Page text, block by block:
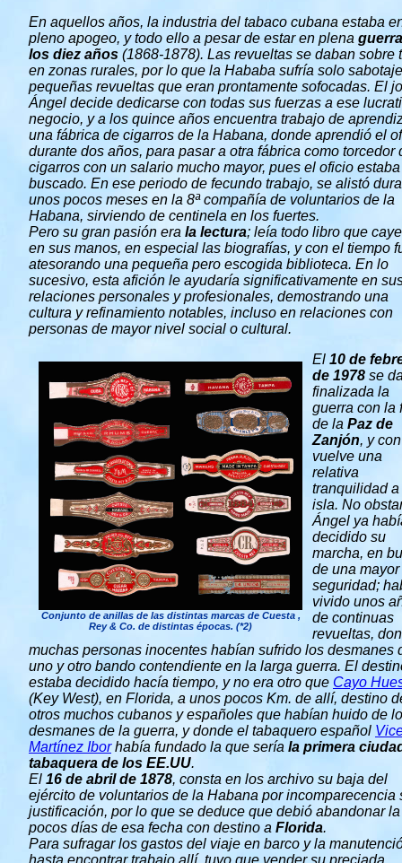
En aquellos años, la industria del tabaco cubana estaba
pleno apogeo, y todo ello a pesar de estar en plena
los diez años (1868-1878). Las revueltas se daban sobre
en zonas rurales, por lo que la Hababa sufría solo
pequeñas revueltas que eran prontamente sofocadas. El
Ángel decide dedicarse con todas sus fuerzas a ese
negocio, y a los quince años encuentra trabajo de
una fábrica de cigarros de la Habana, donde aprendió el
durante dos años, para pasar a otra fábrica como torcedor
cigarros con un salario mucho mayor, pues el oficio
buscado. En ese periodo de fecundo trabajo, se alistó
unos pocos meses en la 8ª compañía de voluntarios de la
Habana, sirviendo de centinela en los fuertes.
Pero su gran pasión era la lectura; leía todo libro que
en sus manos, en especial las biografías, y con el tiempo
atesorando una pequeña pero escogida biblioteca. En lo
sucesivo, esta afición le ayudaría significativamente en
relaciones personales y profesionales, demostrando una
cultura y refinamiento notables, incluso en relaciones con
personas de mayor nivel social o cultural.
Conjunto de anillas de las distintas marcas de Cuesta ,
Rey & Co. de distintas épocas. (*2)
El 10 de
de 1978 se
finalizada la
guerra con la
de la Paz de
Zanjón, y
vuelve una
relativa
tranquilidad a
isla. No
Ángel ya
decidido su
marcha, en
de una mayor
seguridad;
vivido unos
de continuas
revueltas,
muchas personas inocentes habían sufrido los desmanes
uno y otro bando contendiente en la larga guerra. El
estaba decidido hacía tiempo, y no era otro que Cayo
(Key West), en Florida, a unos pocos Km. de allí, destino
otros muchos cubanos y españoles que habían huido de
desmanes de la guerra, y donde el tabaquero español
Martínez Iborhabía fundado la que sería la primera
tabaquera de los EE.UU.
El 16 de abril de 1878, consta en los archivo su baja del
ejército de voluntarios de la Habana por incomparecencia
justificación, por lo que se deduce que debió abandonar
pocos días de esa fecha con destino a Florida.
Para sufragar los gastos del viaje en barco y la
hasta encontrar trabajo allí, tuvo que vender su preciada